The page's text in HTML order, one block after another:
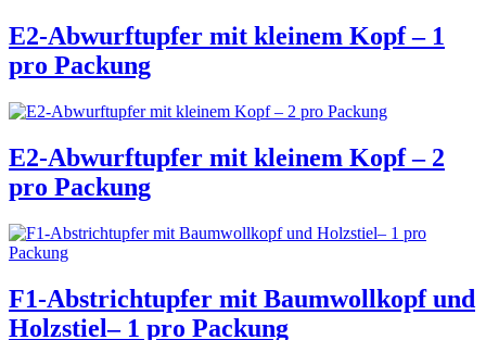
E2-Abwurftupfer mit kleinem Kopf – 1
pro Packung
E2-Abwurftupfer mit kleinem Kopf – 2
pro Packung
F1-Abstrichtupfer mit Baumwollkopf und
Holzstiel– 1 pro Packung